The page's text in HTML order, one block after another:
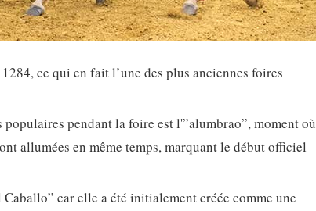
ce qui en fait l’une des plus anciennes foires
populaires pendant la foire est l'”alumbrao”, moment où
allumées en même temps, marquant le début officiel
car elle a été initialement créée comme une